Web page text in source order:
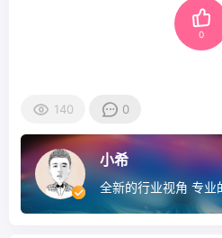
0
140 0
小希
全新的行业视角 专业